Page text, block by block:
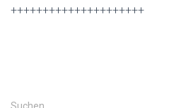
+++++++++++++++++++++
S